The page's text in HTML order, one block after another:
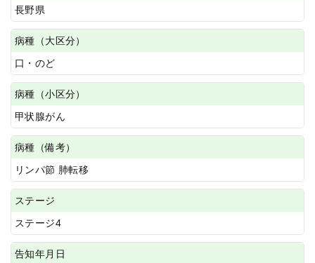
長野県
病種（大区分）
口・のど
病種（小区分）
甲状腺がん
病種（備考）
リンパ節 肺転移
ステージ
ステージ4
告知年月日